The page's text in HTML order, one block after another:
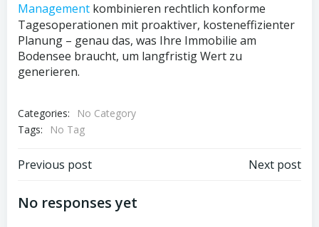
Management kombinieren rechtlich konforme
Tagesoperationen mit proaktiver, kosteneffizienter
Planung – genau das, was Ihre Immobilie am
Bodensee braucht, um langfristig Wert zu
generieren.
Categories:
No Category
Tags:
No Tag
Post
navigation
Previous post Next post
No responses yet